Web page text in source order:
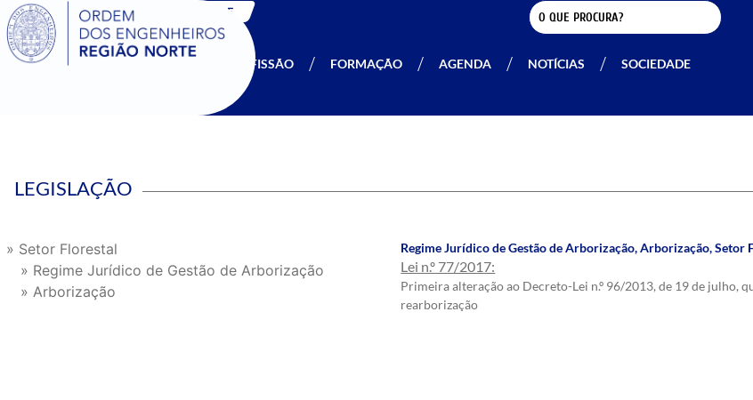
SIGOE
A OERN PROFISSÃO FORMAÇÃO AGENDA NOTÍCIAS SOCIEDADE
LEGISLAÇÃO
» Setor Florestal
» Regime Jurídico de Gestão de Arborização
» Arborização
Regime Jurídico de Gestão de Arborização,Arborização,Setor
Lei n.º 77/2017:
Primeira alteração ao Decreto-Lei n.º 96/2013, de 19 de julho,
rearborização